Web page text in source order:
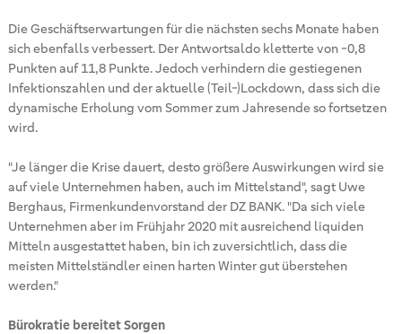
Die Geschäftserwartungen für die nächsten sechs Monate haben
sich ebenfalls verbessert. Der Antwortsaldo kletterte von -0,8
Punkten auf 11,8 Punkte. Jedoch verhindern die gestiegenen
Infektionszahlen und der aktuelle (Teil-)Lockdown, dass sich die
dynamische Erholung vom Sommer zum Jahresende so fortsetzen
wird.
"Je länger die Krise dauert, desto größere Auswirkungen wird sie
auf viele Unternehmen haben, auch im Mittelstand", sagt Uwe
Berghaus, Firmenkundenvorstand der DZ BANK. "Da sich viele
Unternehmen aber im Frühjahr 2020 mit ausreichend liquiden
Mitteln ausgestattet haben, bin ich zuversichtlich, dass die
meisten Mittelständler einen harten Winter gut überstehen
werden."
Bürokratie bereitet Sorgen